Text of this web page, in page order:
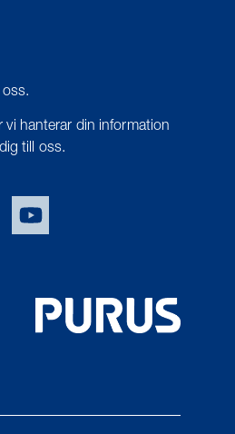
hanterar din information
till oss.